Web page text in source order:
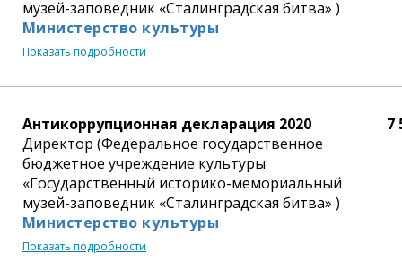
музей-заповедник «Сталинградская битва» )
Министерство культуры
Показать подробности
Антикоррупционная декларация 2020
Директор (Федеральное государственное
бюджетное учреждение культуры
«Государственный историко-мемориальный
музей-заповедник «Сталинградская битва» )
Министерство культуры
Показать подробности
7